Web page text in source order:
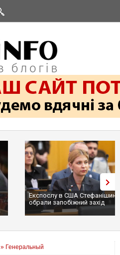
Експослу в США
обрали запобіжний захід
» Генеральный